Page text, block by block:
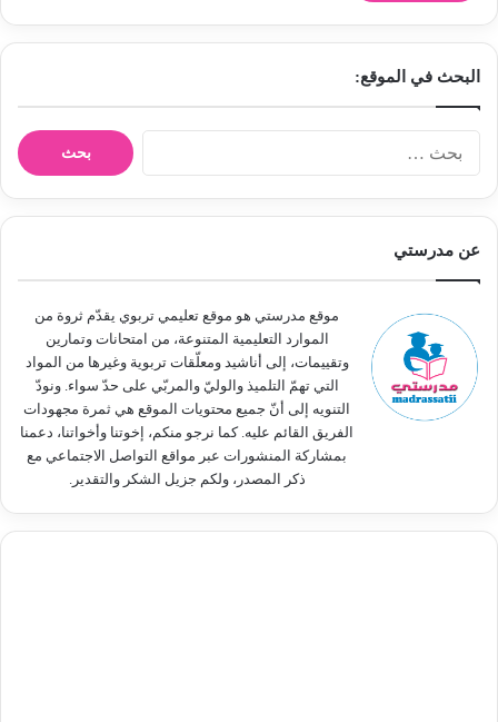
البحث في الموقع:
ن
عن مدرستي
موقع مدرستي هو موقع تعليمي تربوي يقدّم ثروة من
الموارد التعليمية المتنوعة، من امتحانات وتمارين
وتقييمات، إلى أناشيد ومعلّقات تربوية وغيرها من المواد
التي تهمّ التلميذ والوليّ والمربّي على حدّ سواء. ونودّ
التنويه إلى أنّ جميع محتويات الموقع هي ثمرة مجهودات
الفريق القائم عليه. كما نرجو منكم، إخوتنا وأخواتنا، دعمنا
بمشاركة المنشورات عبر مواقع التواصل الاجتماعي مع
ذكر المصدر، ولكم جزيل الشكر والتقدير.